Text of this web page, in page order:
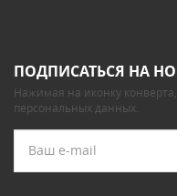
ПОДПИСАТЬСЯ НА
Нажимая на иконку
персональных данных.